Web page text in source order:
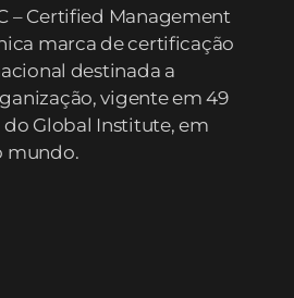
– Certified Management
marca de certificação
destinada a
vigente em 49
do Global Institute, em
mundo.